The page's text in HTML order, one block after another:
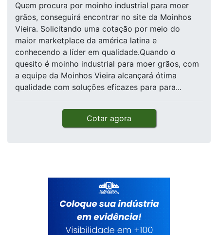
Quem procura por moinho industrial para moer
grãos, conseguirá encontrar no site da Moinhos
Vieira. Solicitando uma cotação por meio do
maior marketplace da américa latina e
conhecendo a líder em qualidade.Quando o
quesito é moinho industrial para moer grãos, com
a equipe da Moinhos Vieira alcançará ótima
qualidade com soluções eficazes para para...
Cotar agora